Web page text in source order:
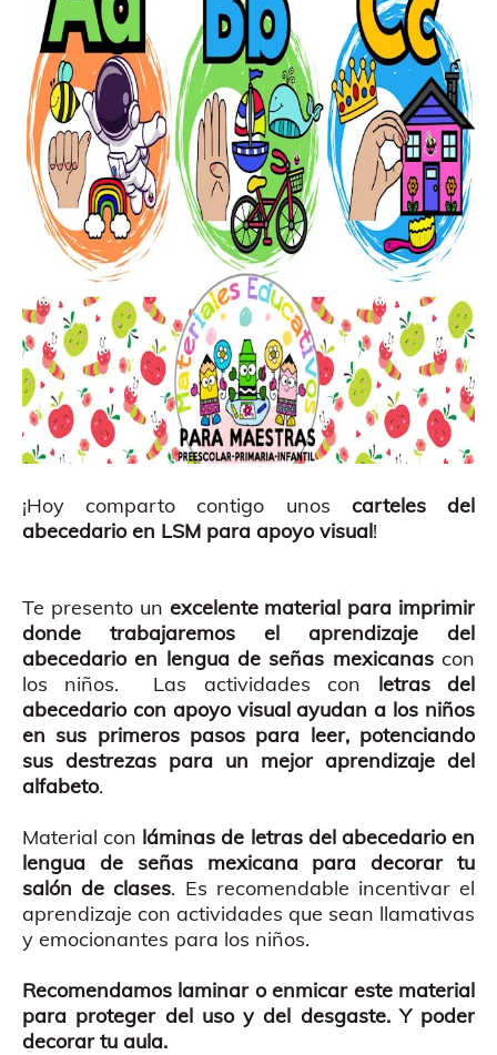
¡Hoy comparto contigo unos carteles del
abecedario en LSM para apoyo visual!
Te presento un excelente material para imprimir
donde trabajaremos el aprendizaje del
abecedario en lengua de señas mexicanascon
los niños. Las actividades con letras del
abecedario con apoyo visual ayudan a los niños
en sus primeros pasos para leer, potenciando
sus destrezas para un mejor aprendizaje del
alfabeto.
Material con láminas de letras del abecedario en
lengua de señas mexicana para decorar tu
salón de clases. Es recomendable incentivar el
aprendizaje con actividades que sean llamativas
y emocionantes para los niños.
Recomendamos laminar o enmicar este material
para proteger del uso y del desgaste. Y poder
decorar tu aula.